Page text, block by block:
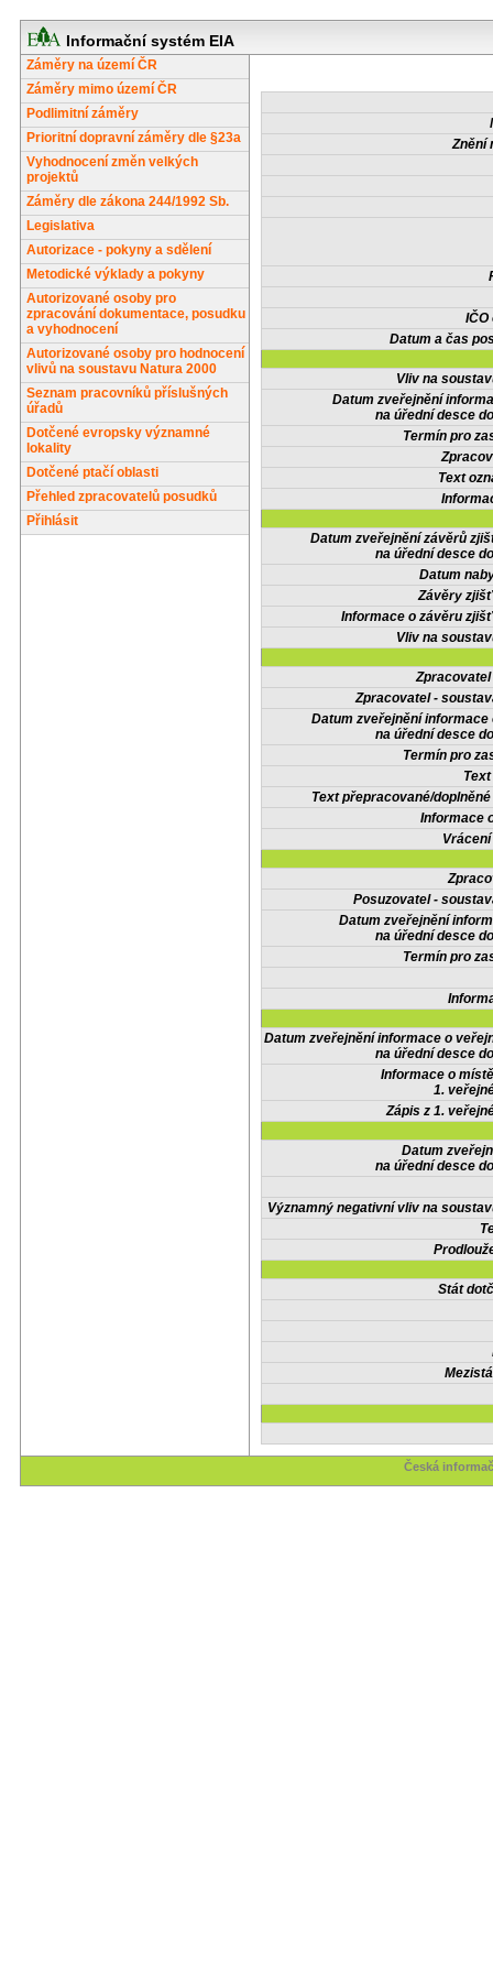
Informační systém EIA
Záměry na území ČR
Záměry mimo území ČR
Podlimitní záměry
Prioritní dopravní záměry dle §23a
Vyhodnocení změn velkých
projektů
Záměry dle zákona 244/1992 Sb.
Legislativa
Autorizace - pokyny a sdělení
Metodické výklady a pokyny
Autorizované osoby pro
zpracování dokumentace, posudku
a vyhodnocení
Autorizované osoby pro hodnocení
vlivů na soustavu Natura 2000
Seznam pracovníků příslušných
úřadů
Dotčené evropsky významné
lokality
Dotčené ptačí oblasti
Přehled zpracovatelů posudků
Přihlásit
Znění
IČO
Datum a čas
Vliv na
Datum zveřejnění
na úřední desce
Termín pro
Text
Datum zveřejnění závěrů
na úřední desce
Datum
Závěry
Informace o závěru
Vliv na
Zpracovatel -
Datum zveřejnění informace
na úřední desce
Termín pro
Text přepracované/
Informace
Posuzovatel -
Datum zveřejnění
na úřední desce
Termín pro
Datum zveřejnění informace o
na úřední desce
Informace o
1.
Zápis z 1.
Datum
na úřední desce
Významný negativní vliv na
Stát
Česká